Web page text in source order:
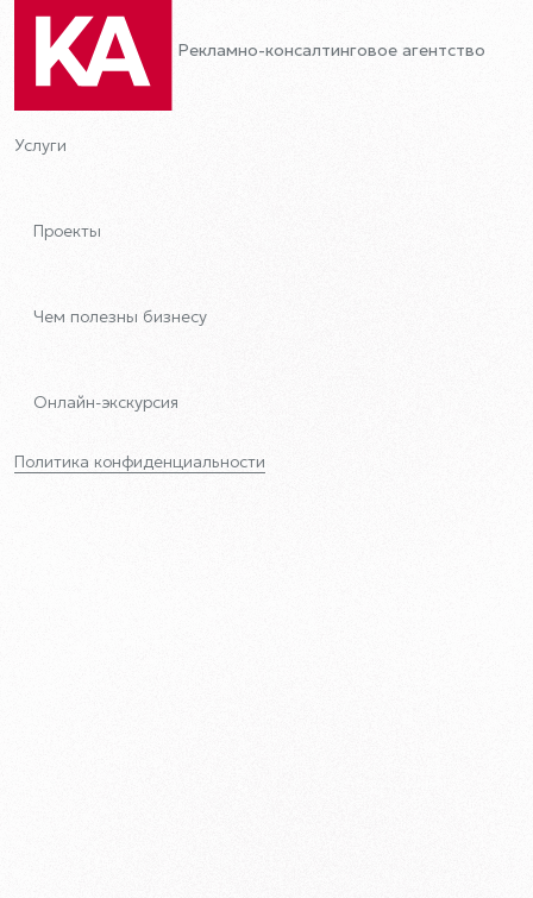
Рекламно-консалтинговое агентство
Услуги
Проекты
Чем полезны бизнесу
Онлайн-экскурсия
Политика конфиденциальности